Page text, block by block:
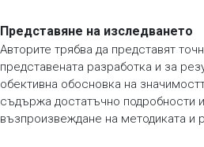
Представяне на изследването
Авторите трябва да представят
представената разработка и за
обективна обосновка на
съдържа достатъчно подробности
възпроизвеждане на методиката и